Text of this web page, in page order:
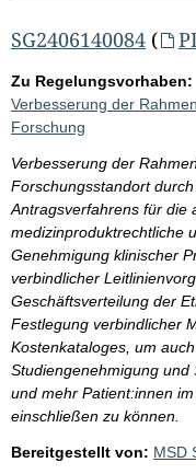
SG2406140084 (
Zu Regelungsvorhaben:
Verbesserung der
Forschung
Verbesserung der
Forschungsstandort
Antragsverfahrens für die
medizinproduktrechtliche
Genehmigung klinischer
verbindlicher
Geschäftsverteilung der
Festlegung verbindlicher
Kostenkataloges, um
Studiengenehmigung
und mehr Patient:innen
einschließen zu können.
Bereitgestellt von: MSD